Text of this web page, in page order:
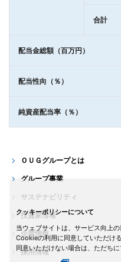
合計
配当金総額（百万円）
配当性向（％）
純資産配当率（％）
クッキーポリシーについて
当ウェブサイトは、サービス向上
Cookieの利用に同意していただけ
同意いただけない場合は、ただち
ＯＵＧグループとは
グループ事業
サステナビリティ
投資家情報
企業情報
採用情報